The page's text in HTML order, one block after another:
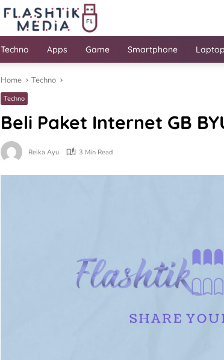
Techno Apps Game Smartphone Laptop
Home Techno
Techno
Beli Paket Internet GB
Reika Ayu 3 Min Read